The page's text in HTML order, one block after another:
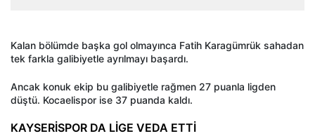
Kalan bölümde başka gol olmayınca Fatih Karagümrük sahadan
tek farkla galibiyetle ayrılmayı başardı.
Ancak konuk ekip bu galibiyetle rağmen 27 puanla ligden
düştü. Kocaelispor ise 37 puanda kaldı.
KAYSERİSPOR DA LİGE VEDA ETTİ